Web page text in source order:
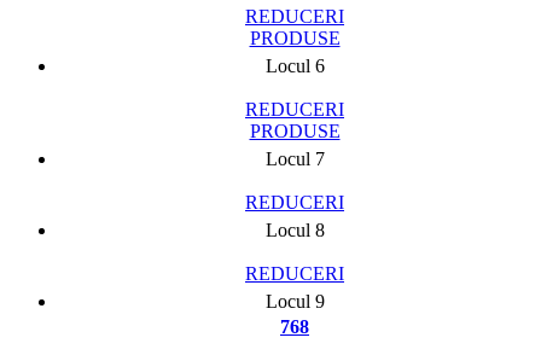
REDUCERI
PRODUSE
Locul 6
REDUCERI
PRODUSE
Locul 7
REDUCERI
Locul 8
REDUCERI
Locul 9
768